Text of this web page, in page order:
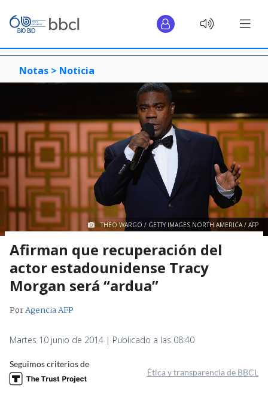
Notas > Noticia
THEO WARGO / GETTY IMAGES NORTH AMERICA / AFP
Afirman que recuperación del
actor estadounidense Tracy
Morgan será “ardua”
PorAgencia AFP
Martes 10 junio de 2014 | Publicado a las 08:40
Seguimos criterios de
Ética y transparencia de BBCL